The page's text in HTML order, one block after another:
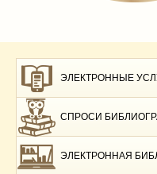
ЭЛЕКТРОННЫЕ
СПРОСИ
ЭЛЕКТРОННАЯ